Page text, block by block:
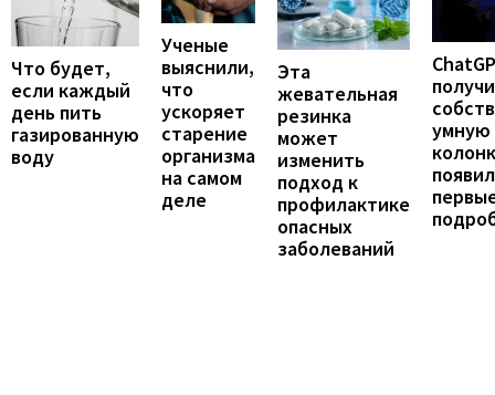
Что будет,
если каждый
день пить
газированную
воду
Ученые
выяснили,
что
ускоряет
старение
организма
на самом
деле
Эта
жевательная
резинка
может
изменить
подход к
профилактике
опасных
заболеваний
умную